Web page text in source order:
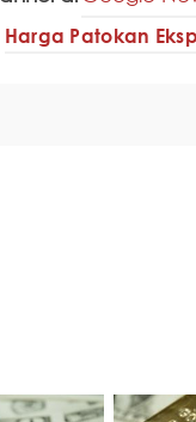
Harga Patokan